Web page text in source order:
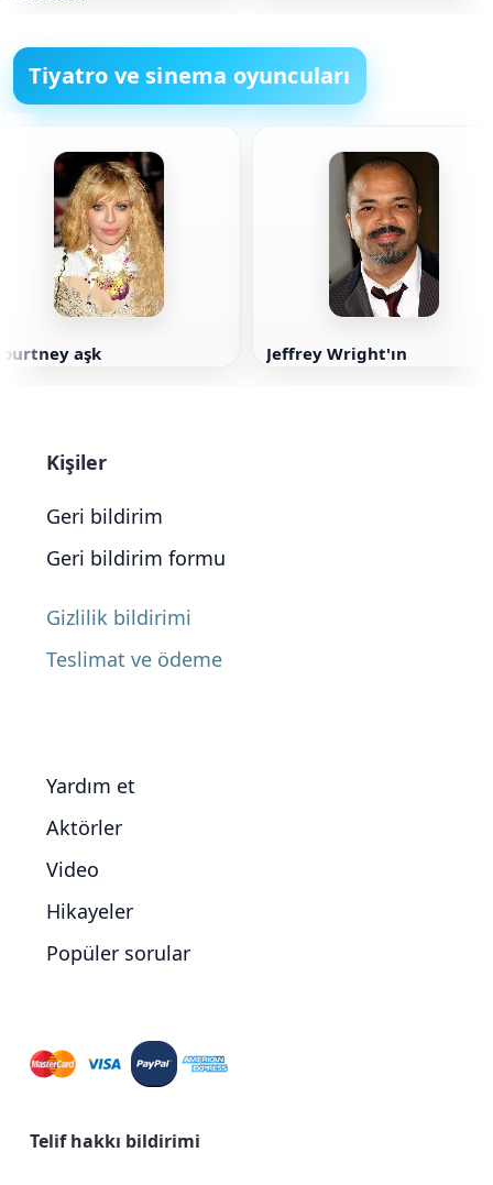
Tiyatro ve sinema oyuncuları
aşk Jeffrey Wright'ın
Kişiler
Geri bildirim
Geri bildirim formu
Gizlilik bildirimi
Teslimat ve ödeme
Yardım et
Aktörler
Video
Hikayeler
Popüler sorular
Telif hakkı bildirimi